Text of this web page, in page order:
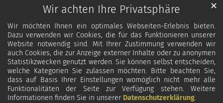
Wir achten Ihre Privatsphäre
Wir möchten Ihnen ein optimales Webseiten-Erlebnis bieten.
Dazu verwenden wir Cookies, die für das Funktionieren unserer
Website notwendig sind. Mit Ihrer Zustimmung verwenden wir
auch Cookies, die zur Anzeige externer Inhalte oder zu anonymen
Statistikzwecken genutzt werden. Sie können selbst entscheiden,
welche Kategorien Sie zulassen möchten. Bitte beachten Sie,
dass auf Basis Ihrer Einstellungen womöglich nicht mehr alle
Funktionalitäten der Seite zur Verfügung stehen. Weitere
Informationen finden Sie in unserer Datenschutzerklärung.
✕